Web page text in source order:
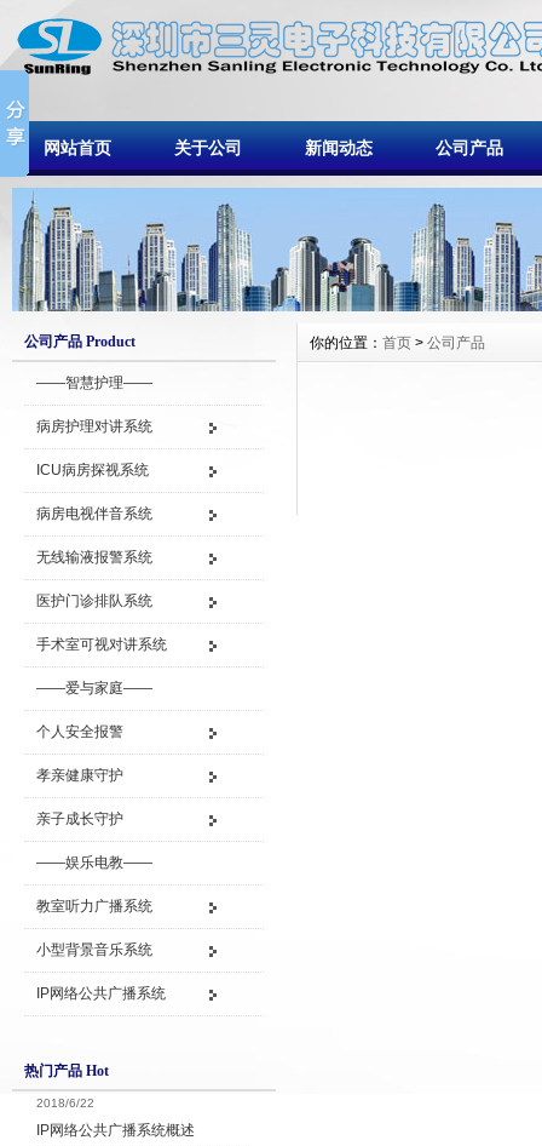
网站首页 关于公司 新闻动态 公司产品
公司产品 Product
——智慧护理——
病房护理对讲系统
ICU病房探视系统
病房电视伴音系统
无线输液报警系统
医护门诊排队系统
手术室可视对讲系统
——爱与家庭——
个人安全报警
孝亲健康守护
亲子成长守护
——娱乐电教——
教室听力广播系统
小型背景音乐系统
IP网络公共广播系统
热门产品 Hot
2018/6/22
IP网络公共广播系统概述
你的位置： 首页 > 公司产品